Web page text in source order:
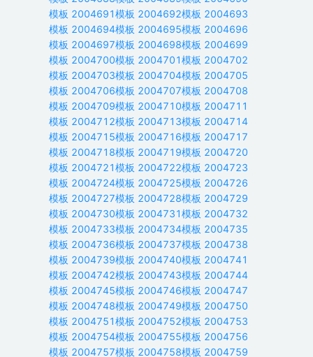
模板 2004691模板 2004692模板 2004693
模板 2004694模板 2004695模板 2004696
模板 2004697模板 2004698模板 2004699
模板 2004700模板 2004701模板 2004702
模板 2004703模板 2004704模板 2004705
模板 2004706模板 2004707模板 2004708
模板 2004709模板 2004710模板 2004711
模板 2004712模板 2004713模板 2004714
模板 2004715模板 2004716模板 2004717
模板 2004718模板 2004719模板 2004720
模板 2004721模板 2004722模板 2004723
模板 2004724模板 2004725模板 2004726
模板 2004727模板 2004728模板 2004729
模板 2004730模板 2004731模板 2004732
模板 2004733模板 2004734模板 2004735
模板 2004736模板 2004737模板 2004738
模板 2004739模板 2004740模板 2004741
模板 2004742模板 2004743模板 2004744
模板 2004745模板 2004746模板 2004747
模板 2004748模板 2004749模板 2004750
模板 2004751模板 2004752模板 2004753
模板 2004754模板 2004755模板 2004756
模板 2004757模板 2004758模板 2004759